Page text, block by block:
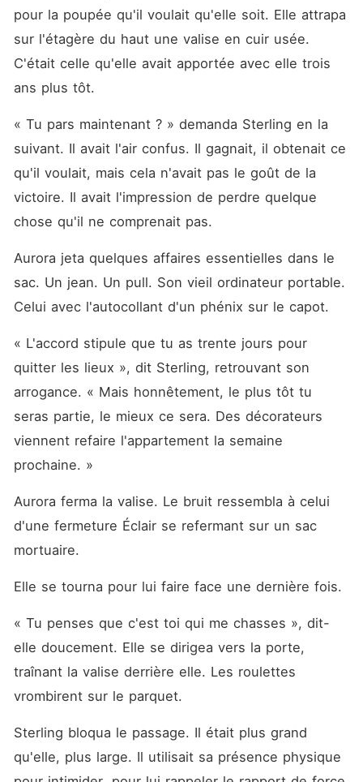
pour la poupée qu'il voulait qu'elle soit. Elle attrapa
sur l'étagère du haut une valise en cuir usée.
C'était celle qu'elle avait apportée avec elle trois
ans plus tôt.
« Tu pars maintenant ? » demanda Sterling en la
suivant. Il avait l'air confus. Il gagnait, il obtenait ce
qu'il voulait, mais cela n'avait pas le goût de la
victoire. Il avait l'impression de perdre quelque
chose qu'il ne comprenait pas.
Aurora jeta quelques affaires essentielles dans le
sac. Un jean. Un pull. Son vieil ordinateur portable.
Celui avec l'autocollant d'un phénix sur le capot.
« L'accord stipule que tu as trente jours pour
quitter les lieux », dit Sterling, retrouvant son
arrogance. « Mais honnêtement, le plus tôt tu
seras partie, le mieux ce sera. Des décorateurs
viennent refaire l'appartement la semaine
prochaine. »
Aurora ferma la valise. Le bruit ressembla à celui
d'une fermeture Éclair se refermant sur un sac
mortuaire.
Elle se tourna pour lui faire face une dernière fois.
« Tu penses que c'est toi qui me chasses », dit-
elle doucement. Elle se dirigea vers la porte,
traînant la valise derrière elle. Les roulettes
vrombirent sur le parquet.
Sterling bloqua le passage. Il était plus grand
qu'elle, plus large. Il utilisait sa présence physique